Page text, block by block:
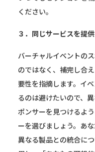
ください。
３．同じサービスを提
バーチャルイベントの
のではなく、補完し合
要性を指摘します。イ
るのは避けたいので、
ポンサーを見つけるよ
ーを選びましょう。あ
異なる製品との統合に